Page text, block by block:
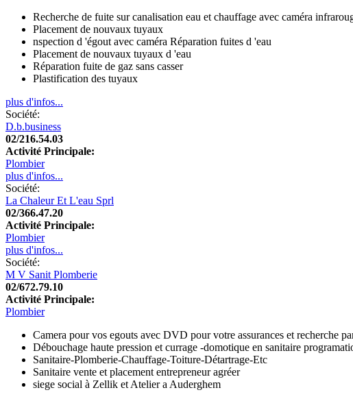
Recherche de fuite sur canalisation eau et chauffage avec caméra
Placement de nouvaux tuyaux
nspection d 'égout avec caméra Réparation fuites d 'eau
Placement de nouvaux tuyaux d 'eau
Réparation fuite de gaz sans casser
Plastification des tuyaux
plus d'infos...
Société:
D.b.business
02/216.54.03
Activité Principale:
Plombier
plus d'infos...
Société:
La Chaleur Et L'eau Sprl
02/366.47.20
Activité Principale:
Plombier
plus d'infos...
Société:
M V Sanit Plomberie
02/672.79.10
Activité Principale:
Plombier
Camera pour vos egouts avec DVD pour votre assurances et recherche
Débouchage haute pression et currage -domotique en sanitaire
Sanitaire-Plomberie-Chauffage-Toiture-Détartrage-Etc
Sanitaire vente et placement entrepreneur agréer
siege social à Zellik et Atelier a Auderghem